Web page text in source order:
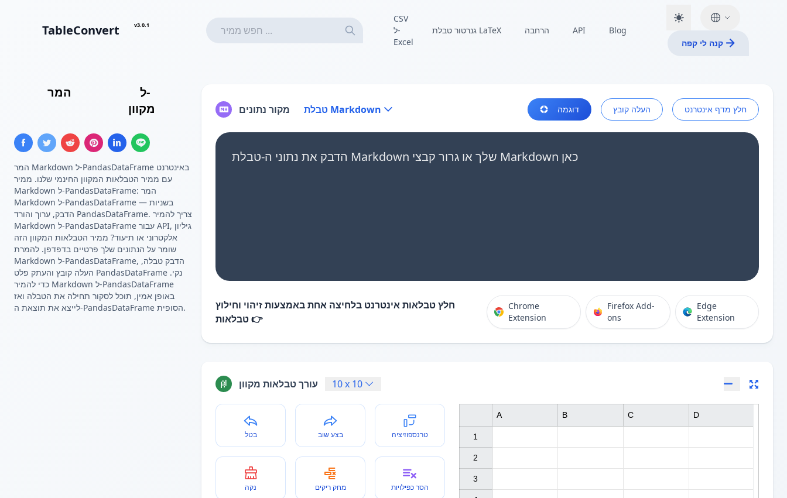
TableConvert v3.0.1
CSV
ל-
Excel
גנרטור טבלת LaTeX הרחבה API
Blog
קנה לי קפה
המר
ל-
מקוון
המר Markdown ל-PandasDataFrame באינטרנט
עם ממיר הטבלאות המקוון החינמי שלנו. ממיר
Markdown ל-PandasDataFrame: המר
Markdown ל-PandasDataFrame בשניות —
הדבק, ערוך והורד PandasDataFrame. צריך להמיר
Markdown ל-PandasDataFrame עבור API, גיליון
אלקטרוני או תיעוד? ממיר הטבלאות המקוון הזה
שומר על הנתונים שלך פרטיים בדפדפן. להמרת
Markdown ל-PandasDataFrame, הדבק טבלה,
העלה קובץ והעתק פלט PandasDataFrame נקי.
כדי להמיר Markdown ל-PandasDataFrame
באופן אמין, תוכל לסקור תחילה את הטבלה ואז
לייצא את תוצאת ה-PandasDataFrame הסופית.
מקור נתונים טבלת Markdown דוגמה העלה קובץ חלץ מדף אינטרנט
הדבק את נתוני ה-טבלת Markdown שלך או גרור קבצי Markdown כאן
חלץ טבלאות אינטרנט בלחיצה אחת באמצעות זיהוי וחילוץ
טבלאות 👉
Chrome
Extension
Firefox Add-
ons
Edge
Extension
עורך טבלאות מקוון 10x 10
בטל בצע שוב טרנספוזיציה
נקה מחק ריקים הסר כפילויות
1
2
3
A B C D